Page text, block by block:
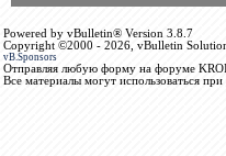
Powered by vBulletin® Version 3.8.7
Copyright ©2000 - 2026, vBulletin
vB.Sponsors
Отправляя любую форму на форуме
Все материалы могут использоваться